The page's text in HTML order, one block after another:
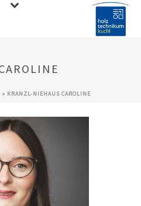
» KRANZL-NIEHAUS CAROLINE